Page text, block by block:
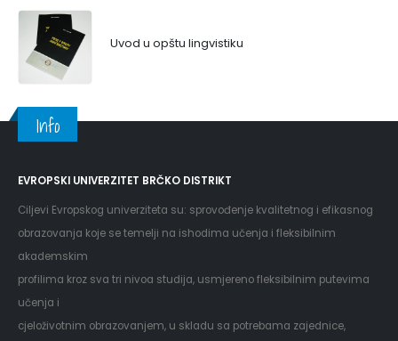
Uvod u opštu lingvistiku
Info
EVROPSKI UNIVERZITET BRČKO DISTRIKT
Ciljevi Evropskog univerziteta su: sprovođenje kvalitetnog i efikasnog
obrazovanja koje se temelji na ishodima učenja i fleksibilnim
akademskim
profilima kroz sva tri nivoa studija, usmjereno fleksibilnim putevima
učenja i
cjeloživotnim obrazovanjem, u skladu sa potrebama zajednice,